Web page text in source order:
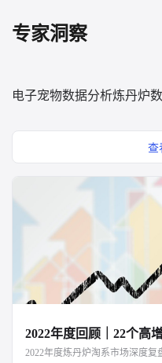
专家洞察
电子宠物数据分析炼丹炉
查
2022年度回顾｜22个高